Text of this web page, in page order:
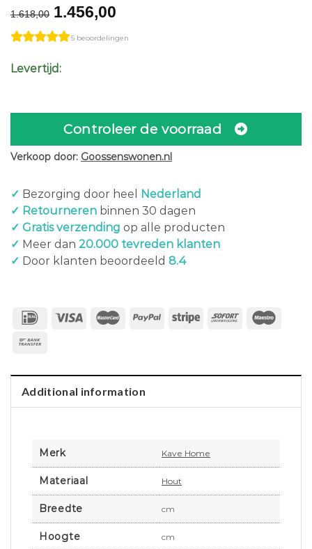
1.618,00 Original
price
was:
€1.618,00.
1.456,00
is:
5 beoordelingen
Levertijd:
Controleer de voorraad
Verkoop door: Goossenswonen.nl
✓ Bezorging door heel
Nederland
✓ Retourneren binnen 30 dagen
✓ Gratis verzending op alle producten
✓ Meer dan 20.000 tevreden klanten
✓ Door klanten beoordeeld 8.4
Additional information
Merk Kave Home
Materiaal Hout
Breedte cm
Hoogte cm